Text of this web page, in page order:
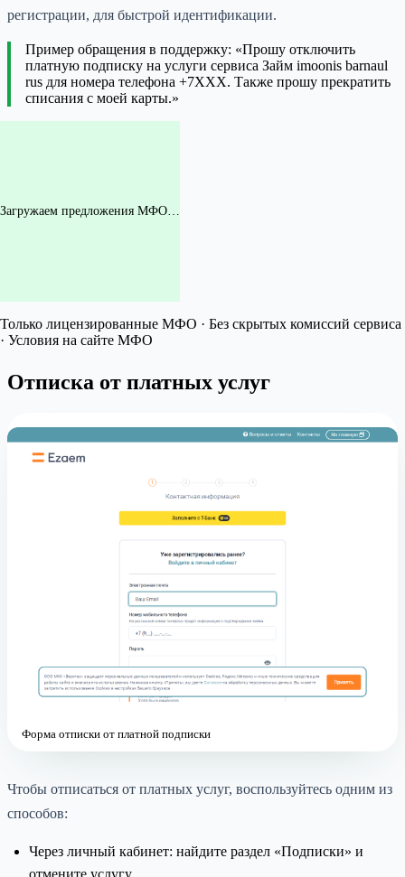
регистрации, для быстрой идентификации.
Пример обращения в поддержку: «Прошу отключить
платную подписку на услуги сервиса Займ imoonis barnaul
rus для номера телефона +7XXX. Также прошу прекратить
списания с моей карты.»
Загружаем предложения МФО…
Только лицензированные МФО · Без скрытых комиссий сервиса
· Условия на сайте МФО
Отписка от платных услуг
Форма отписки от платной подписки
Чтобы отписаться от платных услуг, воспользуйтесь одним из
способов:
Через личный кабинет: найдите раздел «Подписки» и
отмените услугу.